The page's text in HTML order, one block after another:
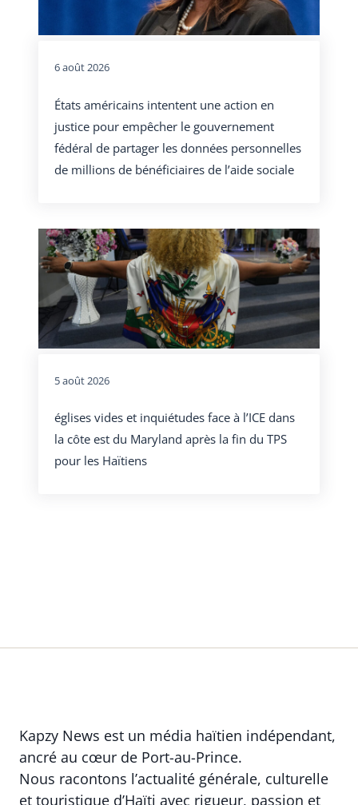
6 août 2026
États américains intentent une action en
justice pour empêcher le gouvernement
fédéral de partager les données personnelles
de millions de bénéficiaires de l’aide sociale
5 août 2026
églises vides et inquiétudes face à l’ICE dans
la côte est du Maryland après la fin du TPS
pour les Haïtiens
Kapzy News est un média haïtien indépendant,
ancré au cœur de Port-au-Prince.
Nous racontons l’actualité générale, culturelle
et touristique d’Haïti avec rigueur, passion et